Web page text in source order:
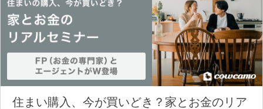
住まい購入、今が買いどき？家とお金のリア